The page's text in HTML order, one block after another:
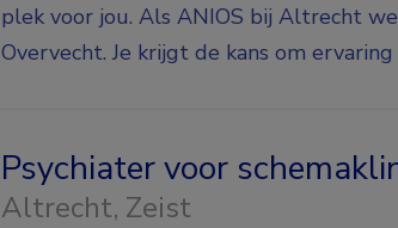
plek voor jou. Als ANIOS bij Altrecht
Overvecht. Je krijgt de kans om
Psychiater voor
Altrecht, Zeist